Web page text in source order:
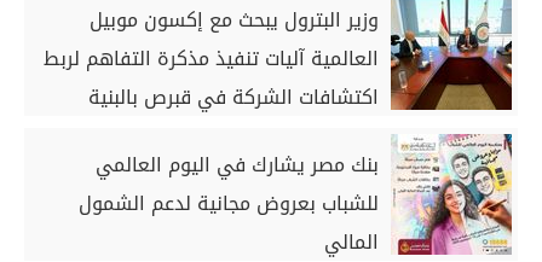
وزير البترول يبحث مع إكسون موبيل
العالمية آليات تنفيذ مذكرة التفاهم لربط
اكتشافات الشركة في قبرص بالبنية
بنك مصر يشارك في اليوم العالمي
للشباب بعروض مجانية لدعم الشمول
المالي